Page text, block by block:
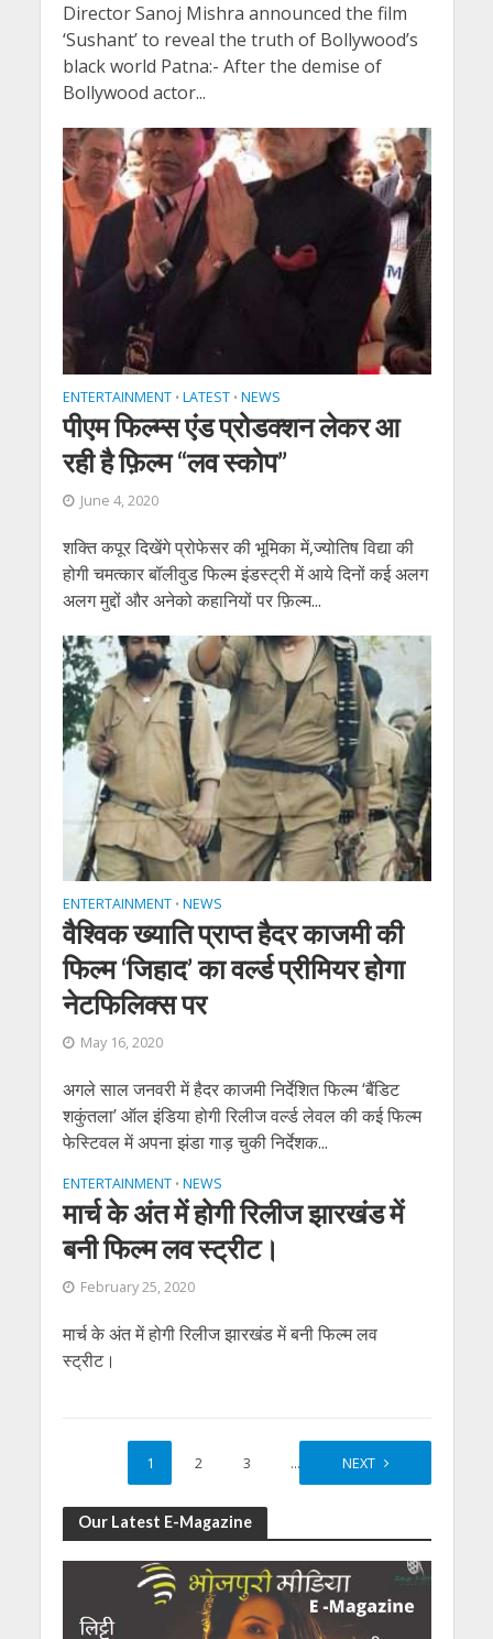
Director Sanoj Mishra announced the film
‘Sushant’ to reveal the truth of Bollywood’s
black world Patna:- After the demise of
Bollywood actor...
ENTERTAINMENT • LATEST • NEWS
पीएम फिल्म्स एंड प्रोडक्शन लेकर आ
रही है फ़िल्म “लव स्कोप”
June 4, 2020
शक्ति कपूर दिखेंगे प्रोफेसर की भूमिका में,ज्योतिष विद्या की
होगी चमत्कार बॉलीवुड फिल्म इंडस्ट्री में आये दिनों कई अलग
अलग मुद्दों और अनेको कहानियों पर फ़िल्म...
ENTERTAINMENT • NEWS
वैश्विक ख्‍याति प्राप्‍त हैदर काजमी की
फिल्‍म ‘जिहाद’ का वर्ल्‍ड प्रीमियर होगा
ने‍टफिलिक्‍स पर
May 16, 2020
अगले साल जनवरी में हैदर काजमी निर्देशित फिल्‍म ‘बैंडिट
शकुंतला’ ऑल इंडिया होगी रिलीज वर्ल्‍ड लेवल की कई फिल्‍म
फेस्टिवल में अपना झंडा गाड़ चुकी निर्देशक...
ENTERTAINMENT • NEWS
मार्च के अंत में होगी रिलीज झारखंड में
बनी फिल्म लव स्ट्रीट।
February 25, 2020
मार्च के अंत में होगी रिलीज झारखंड में बनी फिल्म लव
स्ट्रीट।
1 2 3 … 6
NEXT
Our Latest E-Magazine